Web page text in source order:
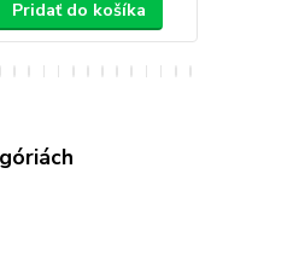
Pridať do košíka